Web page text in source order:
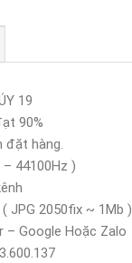
19
90%
đặt hàng.
44100Hz )
JPG 2050fix ~ 1Mb )
– Google Hoặc Zalo